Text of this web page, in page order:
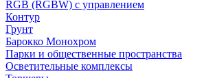
RGB (RGBW) с управлением
Контур
Грунт
Барокко Монохром
Парки и общественные пространства
Осветительные комплексы